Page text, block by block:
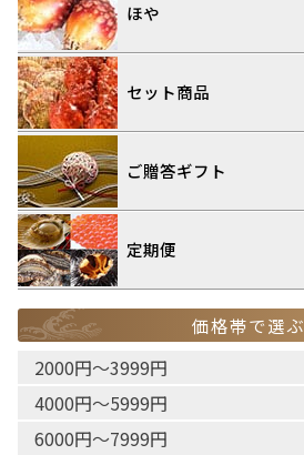
ほや
セット商品
ご贈答ギフト
定期便
価格帯で選ぶ
2000円〜3999円
4000円〜5999円
6000円〜7999円